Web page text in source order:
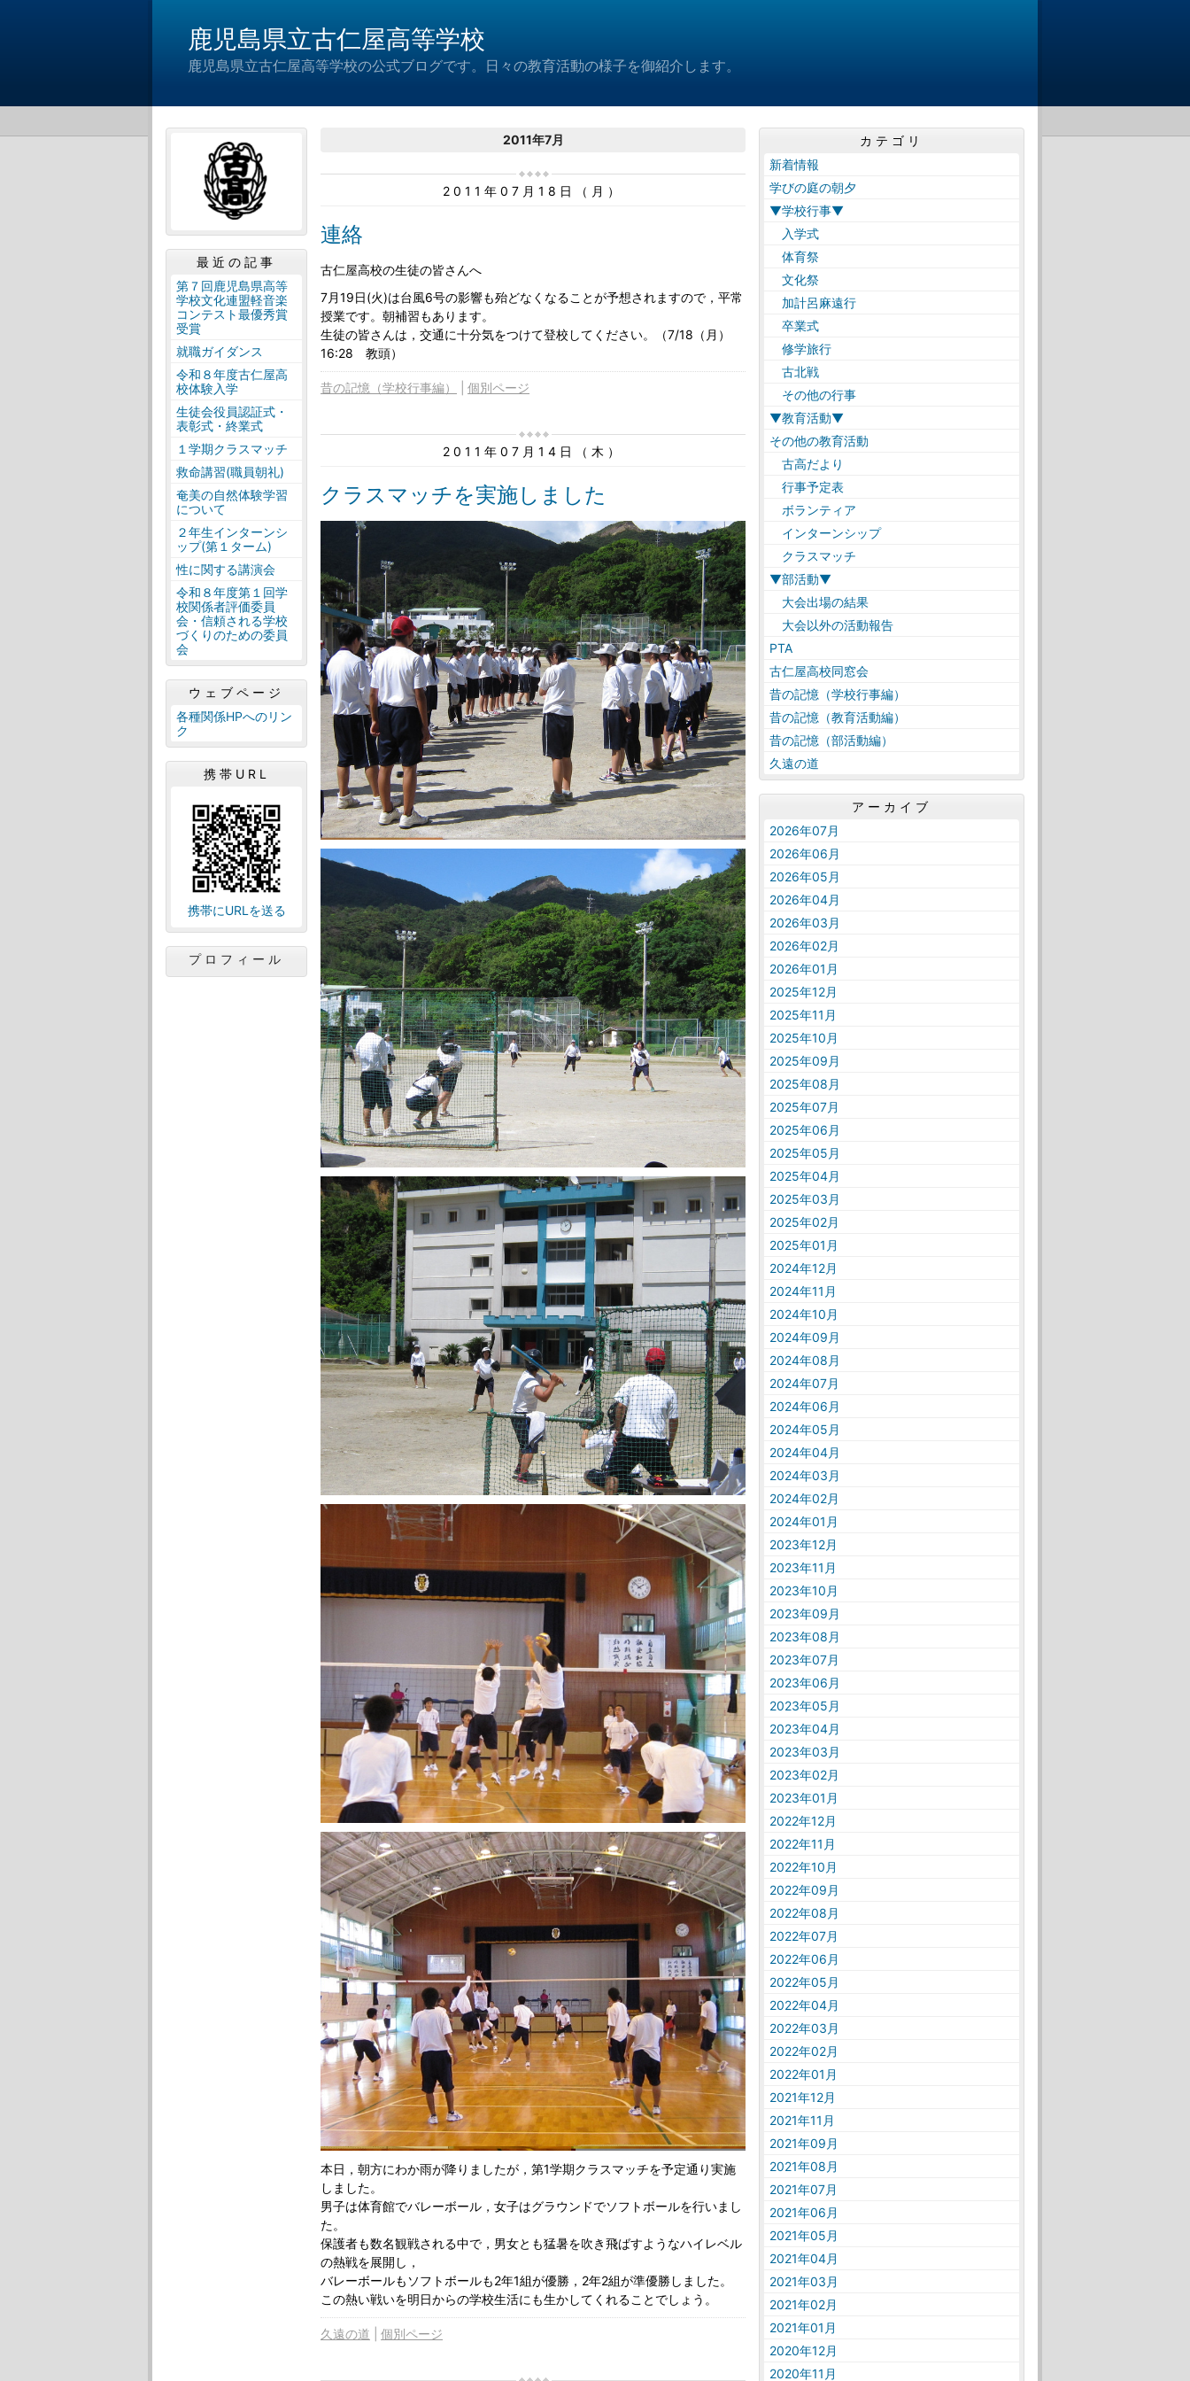
鹿児島県立古仁屋高等学校
鹿児島県立古仁屋高等学校の公式ブログです。日々の教育活動の様子を御紹介します。
2011年7月
2011年07月18日（月）
連絡
古仁屋高校の生徒の皆さんへ
7月19日(火)は台風6号の影響も殆どなくなることが予想されますので，平常
授業です。朝補習もあります。
生徒の皆さんは，交通に十分気をつけて登校してください。（7/18（月）
16:28 教頭）
昔の記憶（学校行事編） 個別ページ
2011年07月14日（木）
クラスマッチを実施しました
本日，朝方にわか雨が降りましたが，第1学期クラスマッチを予定通り実施
しました。
男子は体育館でバレーボール，女子はグラウンドでソフトボールを行いまし
た。
保護者も数名観戦される中で，男女とも猛暑を吹き飛ばすようなハイレベル
の熱戦を展開し，
バレーボールもソフトボールも2年1組が優勝，2年2組が準優勝しました。
この熱い戦いを明日からの学校生活にも生かしてくれることでしょう。
久遠の道 個別ページ
最近の記事
第７回鹿児島県高等
学校文化連盟軽音楽
コンテスト最優秀賞
受賞
就職ガイダンス
令和８年度古仁屋高
校体験入学
生徒会役員認証式・
表彰式・終業式
１学期クラスマッチ
救命講習(職員朝礼)
奄美の自然体験学習
について
２年生インターンシ
ップ(第１ターム)
性に関する講演会
令和８年度第１回学
校関係者評価委員
会・信頼される学校
づくりのための委員
会
ウェブページ
各種関係HPへのリン
ク
携帯URL
携帯にURLを送る
プロフィール
カテゴリ
新着情報
学びの庭の朝夕
▼学校行事▼
入学式
体育祭
文化祭
加計呂麻遠行
卒業式
修学旅行
古北戦
その他の行事
▼教育活動▼
その他の教育活動
古高だより
行事予定表
ボランティア
インターンシップ
クラスマッチ
▼部活動▼
大会出場の結果
大会以外の活動報告
PTA
古仁屋高校同窓会
昔の記憶（学校行事編）
昔の記憶（教育活動編）
昔の記憶（部活動編）
久遠の道
アーカイブ
2026年07月
2026年06月
2026年05月
2026年04月
2026年03月
2026年02月
2026年01月
2025年12月
2025年11月
2025年10月
2025年09月
2025年08月
2025年07月
2025年06月
2025年05月
2025年04月
2025年03月
2025年02月
2025年01月
2024年12月
2024年11月
2024年10月
2024年09月
2024年08月
2024年07月
2024年06月
2024年05月
2024年04月
2024年03月
2024年02月
2024年01月
2023年12月
2023年11月
2023年10月
2023年09月
2023年08月
2023年07月
2023年06月
2023年05月
2023年04月
2023年03月
2023年02月
2023年01月
2022年12月
2022年11月
2022年10月
2022年09月
2022年08月
2022年07月
2022年06月
2022年05月
2022年04月
2022年03月
2022年02月
2022年01月
2021年12月
2021年11月
2021年09月
2021年08月
2021年07月
2021年06月
2021年05月
2021年04月
2021年03月
2021年02月
2021年01月
2020年12月
2020年11月